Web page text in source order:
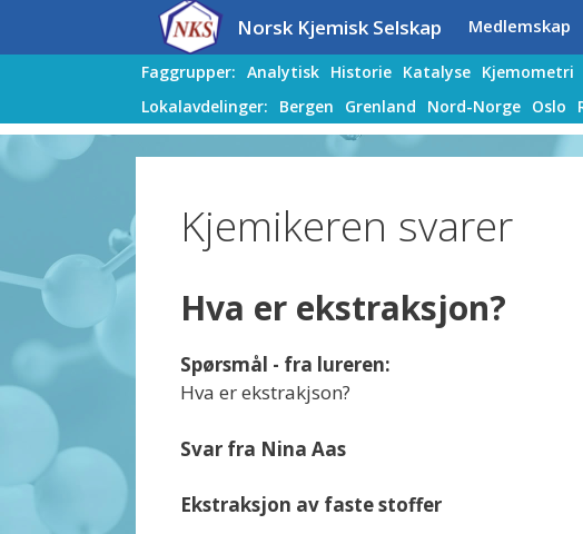
Norsk Kjemisk Selskap Medlemskap
Faggrupper: Analytisk Historie Katalyse Kjemometri
Lokalavdelinger:
Bergen Grenland Nord-Norge Oslo
Kjemikeren svarer
Hva er ekstraksjon?
Spørsmål - fra lureren:
Hva er ekstrakjson?
Svar fra Nina Aas
Ekstraksjon av faste stoffer